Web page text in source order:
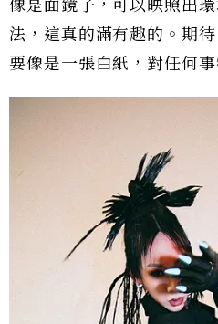
像是面鏡子，可以映照出
法，這真的滿有趣的。期
要像是一張白紙，對任何事